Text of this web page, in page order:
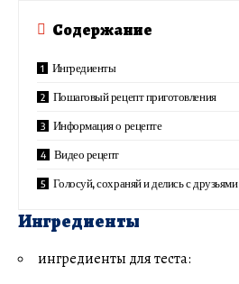
Содержание
Ингредиенты
Пошаговый рецепт приготовления
Информация о рецепте
Видео рецепт
Голосуй, сохраняй и делись с друзьями
Ингредиенты
ингредиенты для теста: